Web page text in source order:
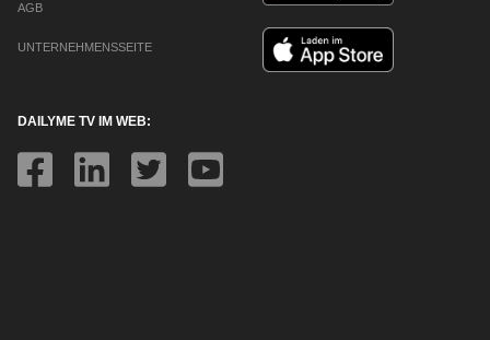
AGB
UNTERNEHMENSSEITE
DAILYME TV IM WEB: